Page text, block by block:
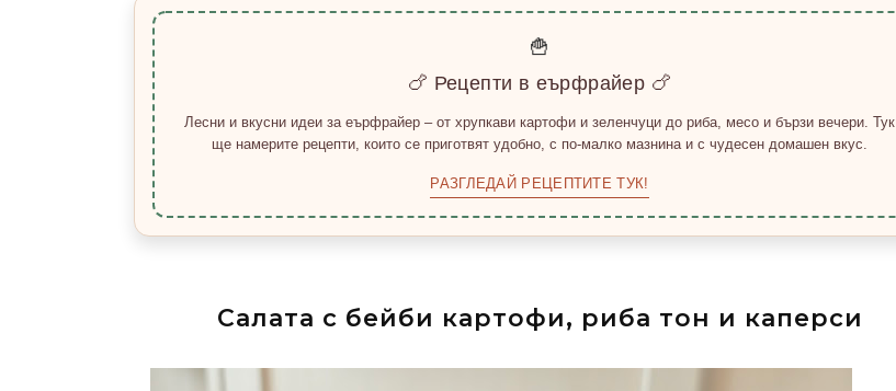
🍟
🍗 Рецепти в еърфрайер 🍗
Лесни и вкусни идеи за еърфрайер – от хрупкави картофи и зеленчуци до риба, месо и бързи вечери. Тук
ще намерите рецепти, които се приготвят удобно, с по-малко мазнина и с чудесен домашен вкус.
РАЗГЛЕДАЙ РЕЦЕПТИТЕ ТУК!
Салата с бейби картофи, риба тон и каперси